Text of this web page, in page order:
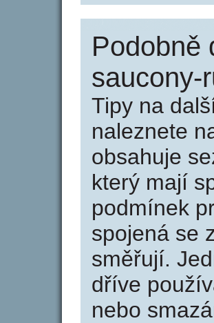
Podobně
saucony-
Tipy na
naleznete
obsahuje
který mají
podmínek
spojená se
směřují.
dříve
nebo